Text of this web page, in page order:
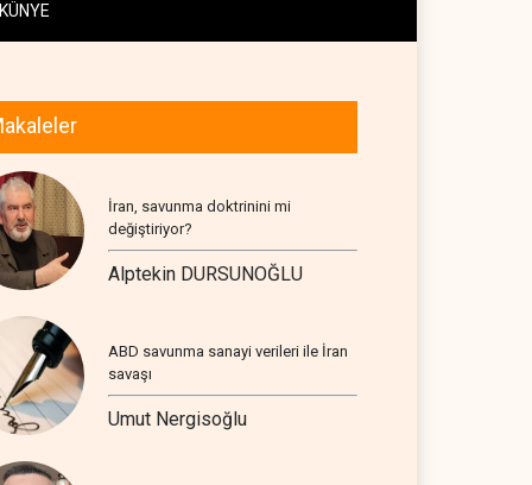
KÜNYE
İran, savunma doktrinini mi
değiştiriyor?
Alptekin DURSUNOĞLU
ABD savunma sanayi verileri ile İran
savaşı
Umut Nergisoğlu